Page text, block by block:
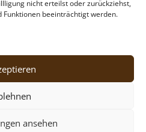
nicht erteilst oder zurückziehst,
beeinträchtigt werden.
ansehen
finden Sie in der
unserer